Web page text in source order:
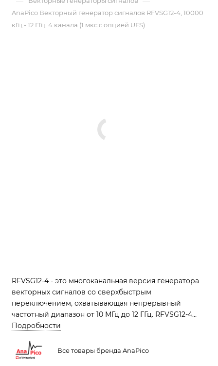
AnaPico Векторный генератор сигналов RFVSG12-4, 10000
кГц - 12 ГГц, 4 канала (1 мкс с опцией UFS)
RFVSG12-4 - это многоканальная версия генератора
векторных сигналов со сверхбыстрым
переключением, охватывающая непрерывный
частотный диапазон от 10 МГц до 12 ГГц. RFVSG12-4
обеспечивает выдающуюся сверхбыструю
внутриимпульсную модуляцию, формирование
импульса - все с очень низким фазовым шумом
Подробности
Все товары бренда AnaPico